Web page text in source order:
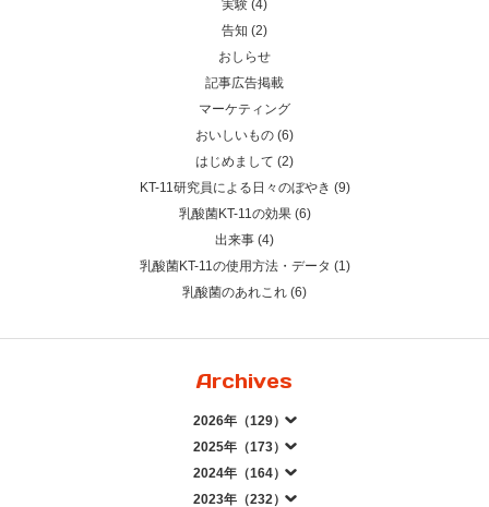
実験 (4)
告知 (2)
おしらせ
記事広告掲載
マーケティング
おいしいもの (6)
はじめまして (2)
KT-11研究員による日々のぼやき (9)
乳酸菌KT-11の効果 (6)
出来事 (4)
乳酸菌KT-11の使用方法・データ (1)
乳酸菌のあれこれ (6)
Archives
2026年（129）
2025年（173）
2024年（164）
2023年（232）